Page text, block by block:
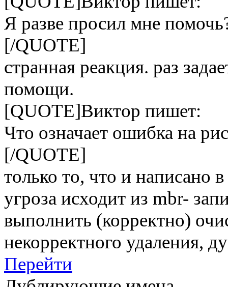
Я разве просил мне
[/QUOTE]
странная реакция. раз
помощи.
[QUOTE]Виктор пишет:
Что означает ошибка на
[/QUOTE]
только то, что и написано
угроза исходит из mbr-
выполнить (корректно)
некорректного удаления,
Перейти